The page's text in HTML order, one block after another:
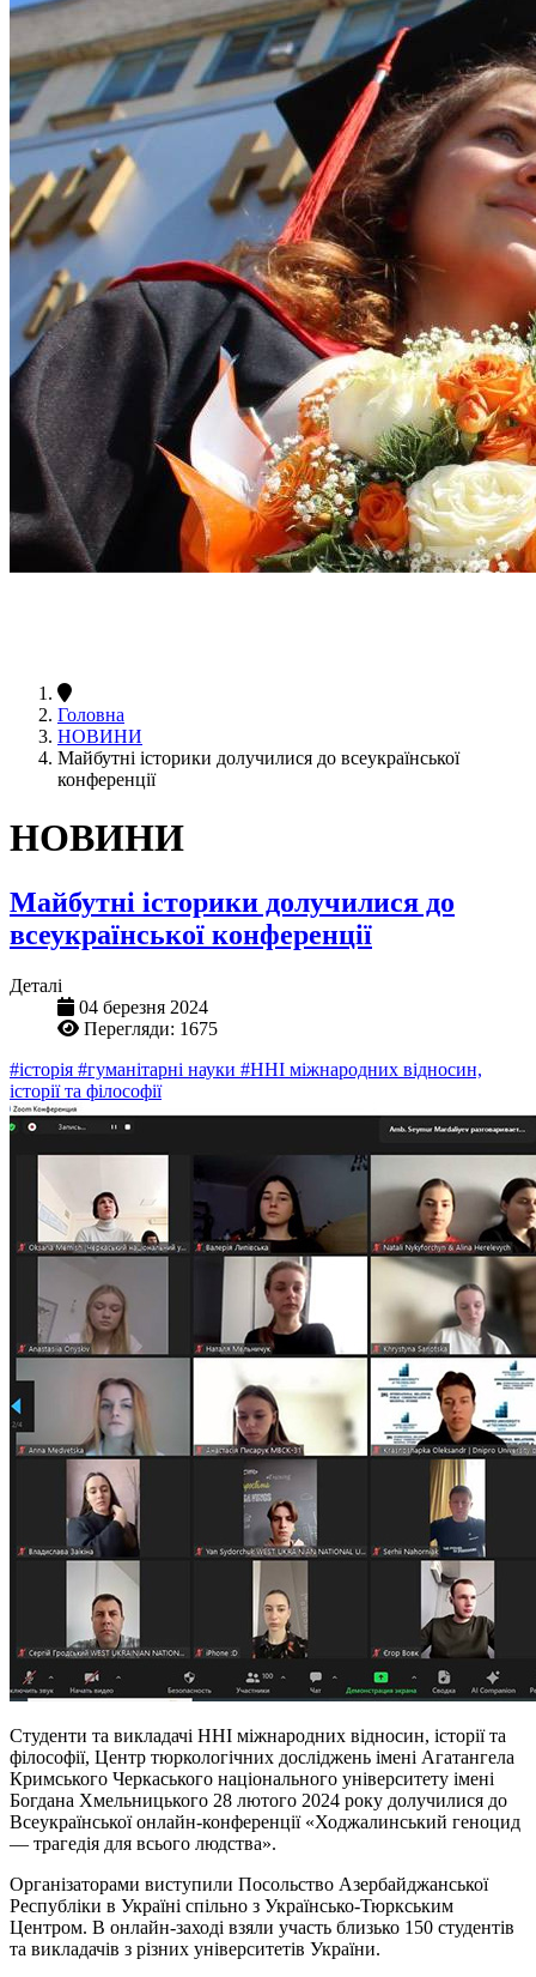
Головна
НОВИНИ
Майбутні історики долучилися до всеукраїнської
конференції
НОВИНИ
Майбутні історики долучилися до
всеукраїнської конференції
Деталі
04 березня 2024
Перегляди: 1675
#історія #гуманітарні науки #ННІ міжнародних відносин,
історії та філософії
Студенти та викладачі ННІ міжнародних відносин, історії та
філософії, Центр тюркологічних досліджень імені Агатангела
Кримського Черкаського національного університету імені
Богдана Хмельницького 28 лютого 2024 року долучилися до
Всеукраїнської онлайн-конференції «Ходжалинський геноцид
— трагедія для всього людства».
Організаторами виступили Посольство Азербайджанської
Республіки в Україні спільно з Українсько-Тюркським
Центром. В онлайн-заході взяли участь близько 150 студентів
та викладачів з різних університетів України.